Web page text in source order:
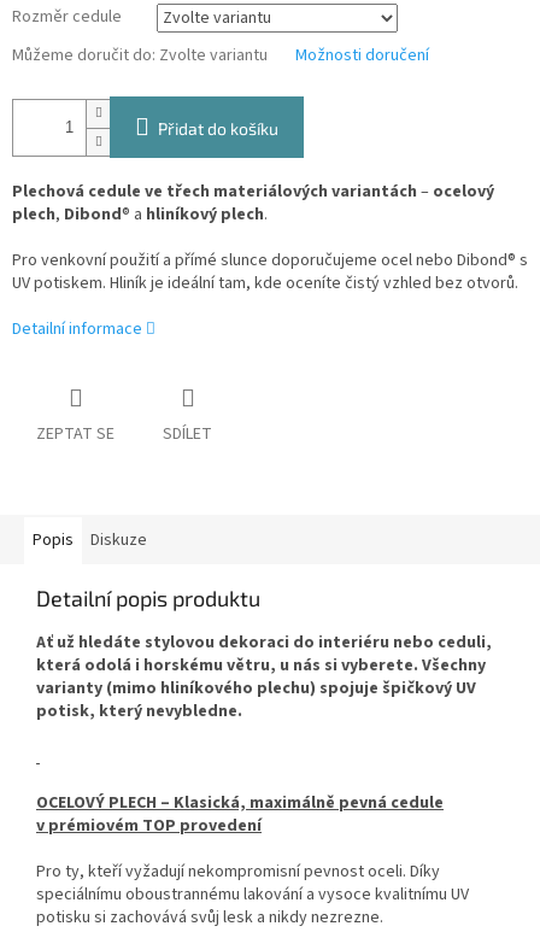
Rozměr cedule
Můžeme doručit do: Zvolte variantu Možnosti doručení
Přidat do košíku
Plechová cedule ve třech materiálových variantách – ocelový
plech, Dibond® a hliníkový plech.
Pro venkovní použití a přímé slunce doporučujeme ocel nebo Dibond® s
UV potiskem. Hliník je ideální tam, kde oceníte čistý vzhled bez otvorů.
Detailní informace
ZEPTAT SE SDÍLET
Popis Diskuze
Detailní popis produktu
Ať už hledáte stylovou dekoraci do interiéru nebo ceduli,
která odolá i horskému větru, u nás si vyberete. Všechny
varianty (mimo hliníkového plechu) spojuje špičkový UV
potisk, který nevybledne.
OCELOVÝ PLECH – Klasická, maximálně pevná cedule
v prémiovém TOP provedení
Pro ty, kteří vyžadují nekompromisní pevnost oceli. Díky
speciálnímu oboustrannému lakování a vysoce kvalitnímu UV
potisku si zachovává svůj lesk a nikdy nezrezne.